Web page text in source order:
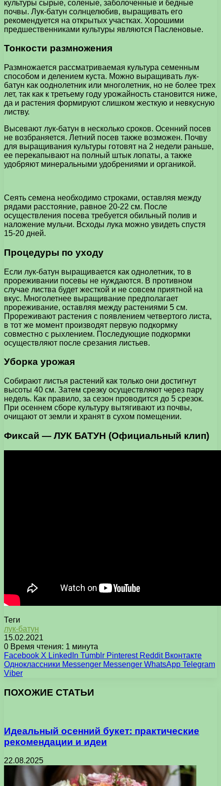
культуры сырые, соленые, заболоченные и бедные
почвы. Лук-батун солнцелюбив, выращивать его
рекомендуется на открытых участках. Хорошими
предшественниками культуры являются Пасленовые.
Тонкости размножения
Размножается рассматриваемая культура семенным
способом и делением куста. Можно выращивать лук-
батун как ооднолетник или многолетник, но не более трех
лет, так как к третьему году урожайность становится ниже,
да и растения формируют слишком жесткую и невкусную
листву.
Высевают лук-батун в несколько сроков. Осенний посев
не возбраняется. Летний посев также возможен. Почву
для выращивания культуры готовят на 2 недели раньше,
ее перекапывают на полный штык лопаты, а также
удобряют минеральными удобрениями и органикой.
Сеять семена необходимо строками, оставляя между
рядами расстояние, равное 20-22 см. После
осуществления посева требуется обильный полив и
наложение мульчи. Всходы лука можно увидеть спустя
15-20 дней.
Процедуры по уходу
Если лук-батун выращивается как однолетник, то в
прореживании посевы не нуждаются. В противном
случае листва будет жесткой и не совсем приятной на
вкус. Многолетнее выращивание предполагает
прореживание, оставляя между растениями 5 см.
Прореживают растения с появлением четвертого листа,
в тот же момент производят первую подкормку
совместно с рыхлением. Последующие подкормки
осуществляют после срезания листьев.
Уборка урожая
Собирают листья растений как только они достигнут
высоты 40 см. Затем срезку осуществляют через пару
недель. Как правило, за сезон проводится до 5 срезок.
При осеннем сборе культуру вытягивают из почвы,
очищают от земли и хранят в сухом помещении.
Фиксай — ЛУК БАТУН (Официальный клип)
Теги
лук-батун
15.02.2021
0 Время чтения: 1 минута
Facebook X LinkedIn Tumblr Pinterest Reddit Вконтакте
Одноклассники Messenger Messenger WhatsApp Telegram
Viber
ПОХОЖИЕ СТАТЬИ
Идеальный осенний букет: практические
рекомендации и идеи
22.08.2025